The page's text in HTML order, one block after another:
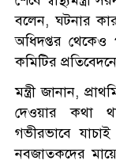
বলেন, ঘটনার
অধিদপ্তর
কমিটির
মন্ত্রী জানান,
দেওয়ার কথা
গভীরভাবে
নবজাতকদের